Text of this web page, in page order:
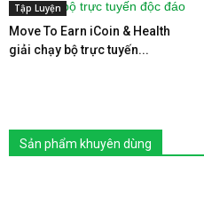
Tập Luyện
Move To Earn iCoin & Health
giải chạy bộ trực tuyến...
Sản phẩm khuyên dùng